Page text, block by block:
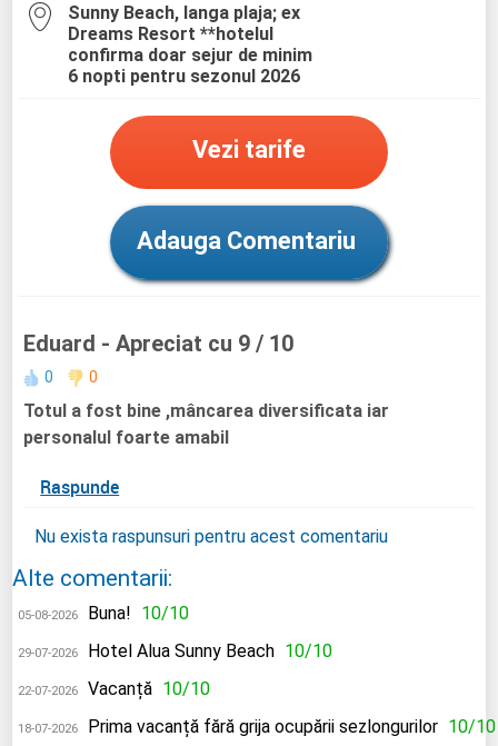
Sunny Beach, langa plaja; ex
Dreams Resort **hotelul
confirma doar sejur de minim
6 nopti pentru sezonul 2026
Vezi tarife
Adauga Comentariu
Eduard - Apreciat cu 9 / 10
0 0
Totul a fost bine ,mâncarea diversificata iar
personalul foarte amabil
Raspunde
Nu exista raspunsuri pentru acest comentariu
Alte comentarii:
05-08-2026 Buna! 10/10
29-07-2026 Hotel Alua Sunny Beach 10/10
22-07-2026 Vacanță 10/10
18-07-2026 Prima vacanță fără grija ocupării sezlongurilor 10/10